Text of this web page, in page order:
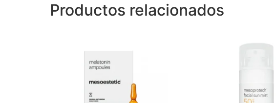
Productos relacionados